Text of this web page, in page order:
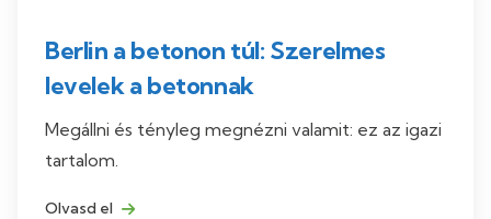
Berlin a betonon túl: Szerelmes
levelek a betonnak
Megállni és tényleg megnézni valamit: ez az igazi
tartalom.
Olvasd el